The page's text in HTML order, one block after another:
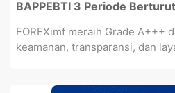
BAPPEBTI 3 Periode
FOREXimf meraih Grade A+++
keamanan, transparansi, dan